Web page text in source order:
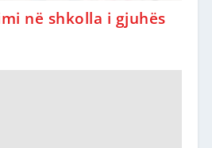
në shkolla i gjuhës